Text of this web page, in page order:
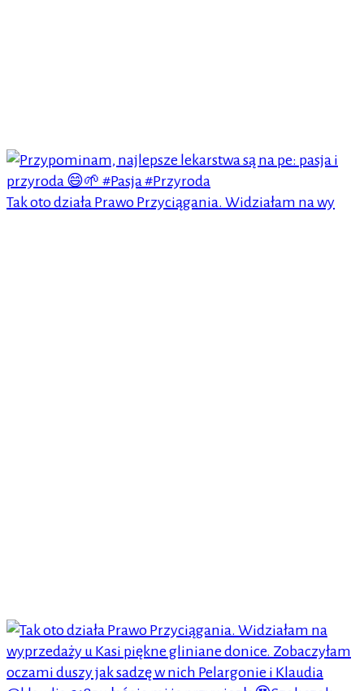
Tak oto działa Prawo Przyciągania. Widziałam na wy